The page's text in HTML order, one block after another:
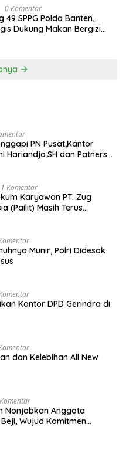
0 Komentar
SPPG Polda Banten,
Dukung Makan Bergizi
PN Pusat,Kantor
Hariandja,SH dan Patners
1 Komentar
Karyawan PT. Zug
(Pailit) Masih Terus
Munir, Polri Didesak
Kantor DPD Gerindra di
dan Kelebihan All New
Nonjobkan Anggota
Wujud Komitmen